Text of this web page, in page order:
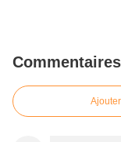
Commentaires